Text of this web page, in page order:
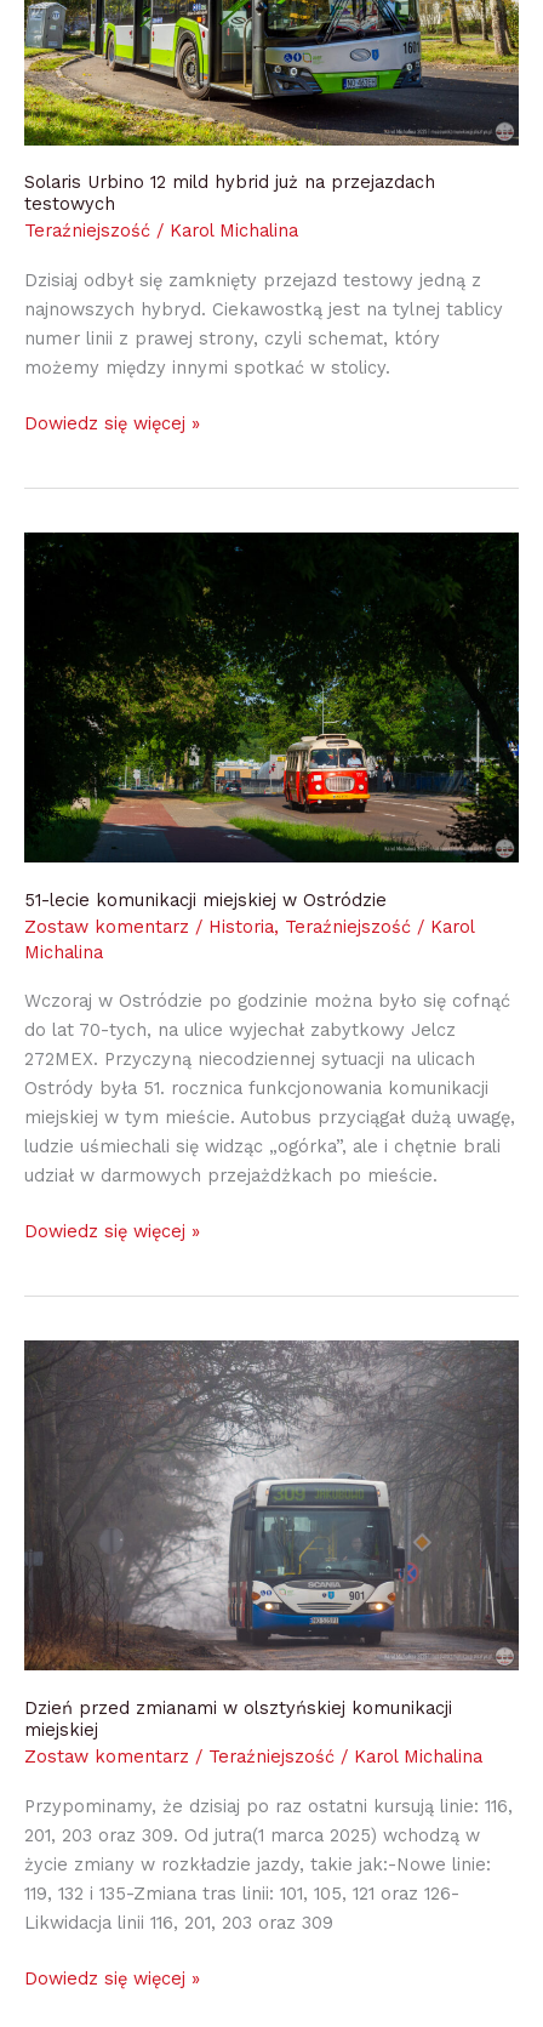
Solaris Urbino 12 mild hybrid już na przejazdach
testowych
Teraźniejszość / Karol Michalina
Dzisiaj odbył się zamknięty przejazd testowy jedną z
najnowszych hybryd. Ciekawostką jest na tylnej tablicy
numer linii z prawej strony, czyli schemat, który
możemy między innymi spotkać w stolicy.
przejazdach
testowych
Dowiedz się więcej »
51-lecie komunikacji miejskiej w Ostródzie
Zostaw komentarz / Historia, Teraźniejszość / Karol
Michalina
Wczoraj w Ostródzie po godzinie można było się cofnąć
do lat 70-tych, na ulice wyjechał zabytkowy Jelcz
272MEX. Przyczyną niecodziennej sytuacji na ulicach
Ostródy była 51. rocznica funkcjonowania komunikacji
miejskiej w tym mieście. Autobus przyciągał dużą uwagę,
ludzie uśmiechali się widząc „ogórka”, ale i chętnie brali
udział w darmowych przejażdżkach po mieście.
51-
lecie
miejskiej
w
Ostródzie
Dowiedz się więcej »
Dzień przed zmianami w olsztyńskiej komunikacji
miejskiej
Zostaw komentarz / Teraźniejszość / Karol Michalina
Przypominamy, że dzisiaj po raz ostatni kursują linie: 116,
201, 203 oraz 309. Od jutra(1 marca 2025) wchodzą w
życie zmiany w rozkładzie jazdy, takie jak:-Nowe linie:
119, 132 i 135-Zmiana tras linii: 101, 105, 121 oraz 126-
Likwidacja linii 116, 201, 203 oraz 309
Dzień
przed
zmianami
olsztyńskiej
miejskiej
Dowiedz się więcej »